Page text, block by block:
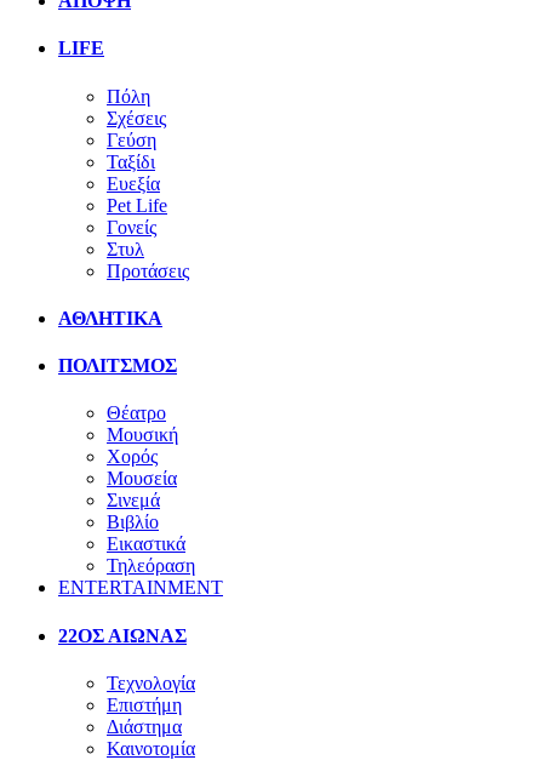
LIFE
Πόλη
Σχέσεις
Γεύση
Ταξίδι
Ευεξία
Pet Life
Γονείς
Στυλ
Προτάσεις
ΑΘΛΗΤΙΚΑ
ΠΟΛΙΤΣΜΟΣ
Θέατρο
Μουσική
Χορός
Μουσεία
Σινεμά
Βιβλίο
Εικαστικά
Τηλεόραση
ENTERTAINMENT
22ΟΣ ΑΙΩΝΑΣ
Τεχνολογία
Επιστήμη
Διάστημα
Καινοτομία